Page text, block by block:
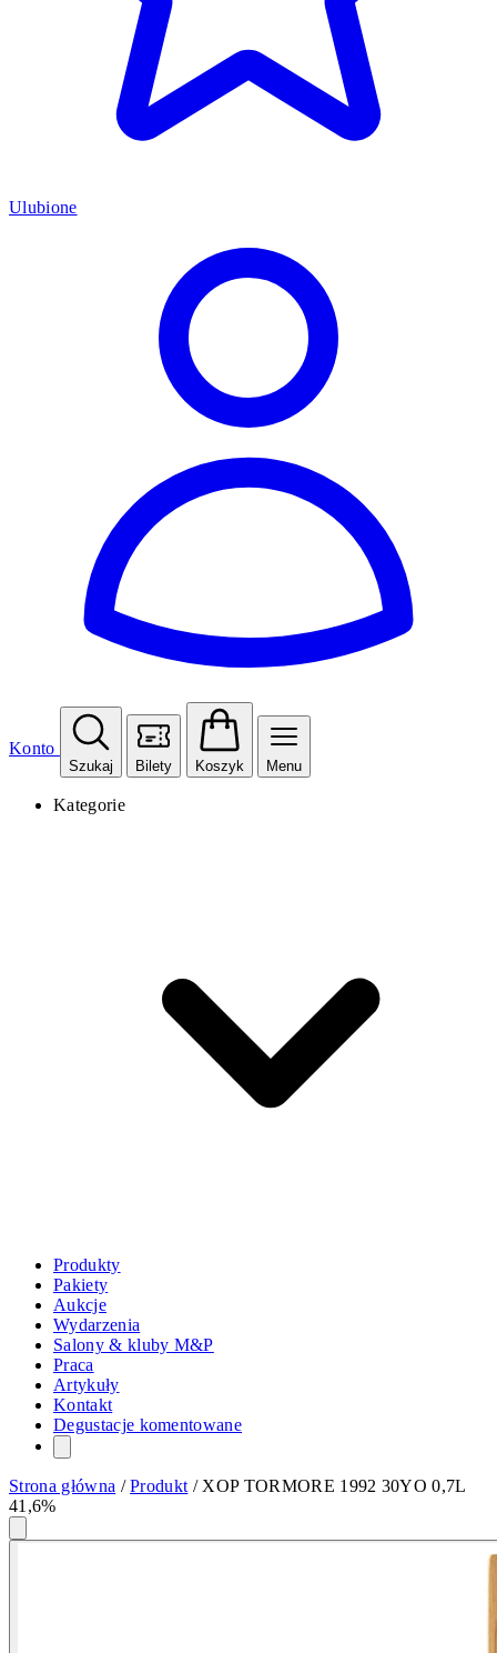
Ulubione
Konto
Szukaj Bilety Koszyk Menu
Kategorie
Produkty
Pakiety
Aukcje
Wydarzenia
Salony & kluby M&P
Praca
Artykuły
Kontakt
Degustacje komentowane
Strona główna /Produkt / XOP TORMORE 1992 30YO 0,7L
41,6%